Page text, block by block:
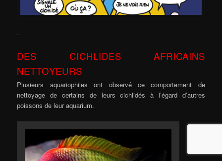
–
DES CICHLIDES AFRICAINS
NETTOYEURS
Plusieurs aquariophiles ont observé ce comportement de
nettoyage de certains de leurs cichlidés à l’égard d’autres
poissons de leur aquarium.